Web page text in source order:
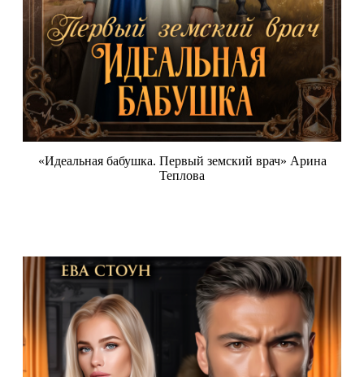
«Идеальная бабушка. Первый земский врач» Арина
Теплова